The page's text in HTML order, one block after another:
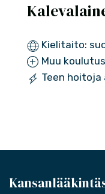
Kielitaito:
Muu
Teen hoitoja